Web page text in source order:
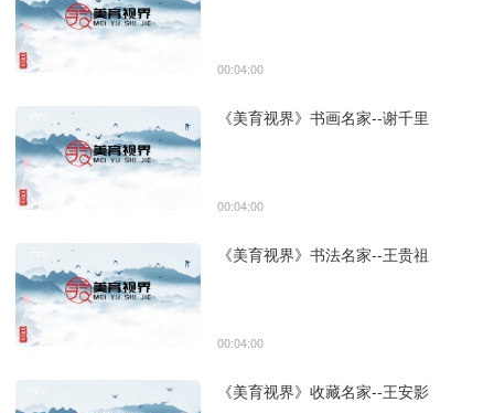
00:04:00
《美育视界》书画名家--谢千里
00:04:00
《美育视界》书法名家--王贵祖
00:04:00
《美育视界》收藏名家--王安影